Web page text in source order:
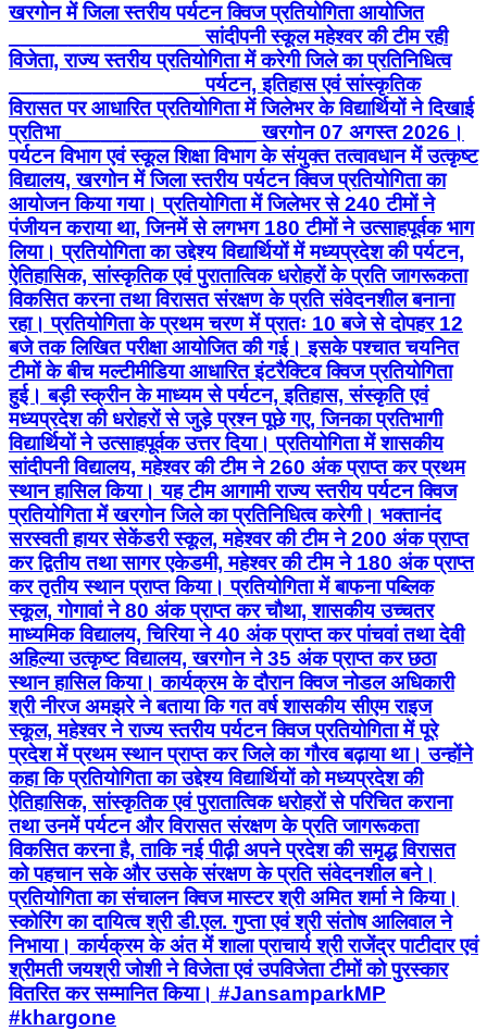
खरगोन में जिला स्तरीय पर्यटन क्विज प्रतियोगिता आयोजित
________________ सांदीपनी स्कूल महेश्वर की टीम रही
विजेता, राज्य स्तरीय प्रतियोगिता में करेगी जिले का प्रतिनिधित्व
________________ पर्यटन, इतिहास एवं सांस्कृतिक
विरासत पर आधारित प्रतियोगिता में जिलेभर के विद्यार्थियों ने दिखाई
प्रतिभा ________________ खरगोन 07 अगस्त 2026।
पर्यटन विभाग एवं स्कूल शिक्षा विभाग के संयुक्त तत्वावधान में उत्कृष्ट
विद्यालय, खरगोन में जिला स्तरीय पर्यटन क्विज प्रतियोगिता का
आयोजन किया गया। प्रतियोगिता में जिलेभर से 240 टीमों ने
पंजीयन कराया था, जिनमें से लगभग 180 टीमों ने उत्साहपूर्वक भाग
लिया। प्रतियोगिता का उद्देश्य विद्यार्थियों में मध्यप्रदेश की पर्यटन,
ऐतिहासिक, सांस्कृतिक एवं पुरातात्विक धरोहरों के प्रति जागरूकता
विकसित करना तथा विरासत संरक्षण के प्रति संवेदनशील बनाना
रहा। प्रतियोगिता के प्रथम चरण में प्रातः 10 बजे से दोपहर 12
बजे तक लिखित परीक्षा आयोजित की गई। इसके पश्चात चयनित
टीमों के बीच मल्टीमीडिया आधारित इंटरैक्टिव क्विज प्रतियोगिता
हुई। बड़ी स्क्रीन के माध्यम से पर्यटन, इतिहास, संस्कृति एवं
मध्यप्रदेश की धरोहरों से जुड़े प्रश्न पूछे गए, जिनका प्रतिभागी
विद्यार्थियों ने उत्साहपूर्वक उत्तर दिया। प्रतियोगिता में शासकीय
सांदीपनी विद्यालय, महेश्वर की टीम ने 260 अंक प्राप्त कर प्रथम
स्थान हासिल किया। यह टीम आगामी राज्य स्तरीय पर्यटन क्विज
प्रतियोगिता में खरगोन जिले का प्रतिनिधित्व करेगी। भक्तानंद
सरस्वती हायर सेकेंडरी स्कूल, महेश्वर की टीम ने 200 अंक प्राप्त
कर द्वितीय तथा सागर एकेडमी, महेश्वर की टीम ने 180 अंक प्राप्त
कर तृतीय स्थान प्राप्त किया। प्रतियोगिता में बाफना पब्लिक
स्कूल, गोगावां ने 80 अंक प्राप्त कर चौथा, शासकीय उच्चतर
माध्यमिक विद्यालय, चिरिया ने 40 अंक प्राप्त कर पांचवां तथा देवी
अहिल्या उत्कृष्ट विद्यालय, खरगोन ने 35 अंक प्राप्त कर छठा
स्थान हासिल किया। कार्यक्रम के दौरान क्विज नोडल अधिकारी
श्री नीरज अमझरे ने बताया कि गत वर्ष शासकीय सीएम राइज
स्कूल, महेश्वर ने राज्य स्तरीय पर्यटन क्विज प्रतियोगिता में पूरे
प्रदेश में प्रथम स्थान प्राप्त कर जिले का गौरव बढ़ाया था। उन्होंने
कहा कि प्रतियोगिता का उद्देश्य विद्यार्थियों को मध्यप्रदेश की
ऐतिहासिक, सांस्कृतिक एवं पुरातात्विक धरोहरों से परिचित कराना
तथा उनमें पर्यटन और विरासत संरक्षण के प्रति जागरूकता
विकसित करना है, ताकि नई पीढ़ी अपने प्रदेश की समृद्ध विरासत
को पहचान सके और उसके संरक्षण के प्रति संवेदनशील बने।
प्रतियोगिता का संचालन क्विज मास्टर श्री अमित शर्मा ने किया।
स्कोरिंग का दायित्व श्री डी.एल. गुप्ता एवं श्री संतोष आलिवाल ने
निभाया। कार्यक्रम के अंत में शाला प्राचार्य श्री राजेंद्र पाटीदार एवं
श्रीमती जयश्री जोशी ने विजेता एवं उपविजेता टीमों को पुरस्कार
वितरित कर सम्मानित किया। #JansamparkMP
#khargone